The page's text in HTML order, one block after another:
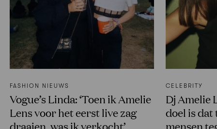
FASHION NIEUWS
Vogue’s Linda: ‘Toen ik Amelie
Lens voor het eerst live zag
draaien, was ik verkocht’
CELEBRITY
Dj Amelie
doel is
mensen